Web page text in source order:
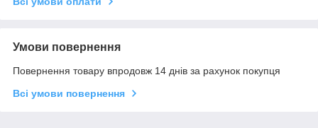
Умови повернення
Повернення товару впродовж 14 днів за рахунок покупця
Всі умови повернення